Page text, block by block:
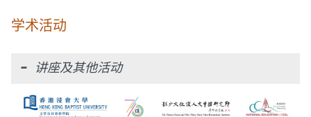
学术活动
- 讲座及其他活动